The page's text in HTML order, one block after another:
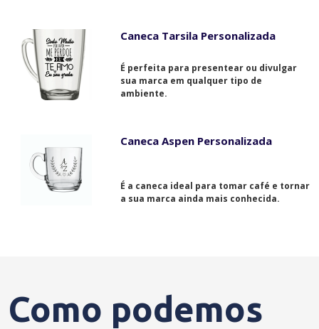
Caneca Tarsila Personalizada
É perfeita para presentear ou divulgar
sua marca em qualquer tipo de
ambiente.
Caneca Aspen Personalizada
É a caneca ideal para tomar café e tornar
a sua marca ainda mais conhecida.
Como podemos